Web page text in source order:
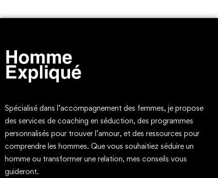
Spécialisé dans l’accompagnement des femmes, je propose
des services de coaching en séduction, des programmes
personnalisés pour trouver l’amour, et des ressources pour
comprendre les hommes. Que vous souhaitiez séduire un
homme ou transformer une relation, mes conseils vous
guideront.